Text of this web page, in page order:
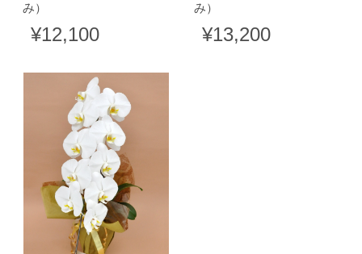
み）
¥12,100
み）
¥13,200